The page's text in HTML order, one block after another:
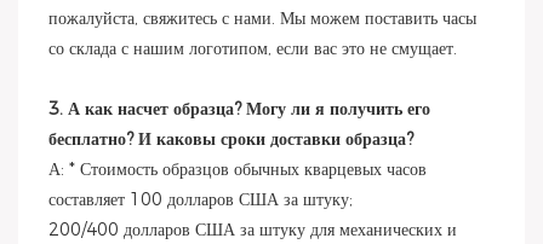
пожалуйста, свяжитесь с нами. Мы можем поставить часы
со склада с нашим логотипом, если вас это не смущает.
3. А как насчет образца? Могу ли я получить его
бесплатно? И каковы сроки доставки образца?
А: * Стоимость образцов обычных кварцевых часов
составляет 100 долларов США за штуку;
200/400 долларов США за штуку для механических и